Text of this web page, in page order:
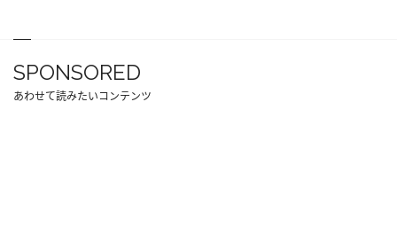
SPONSORED
あわせて読みたいコンテンツ